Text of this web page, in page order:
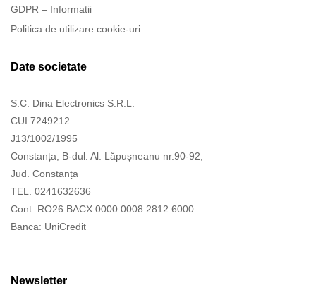
GDPR – Informatii
Politica de utilizare cookie-uri
Date societate
S.C. Dina Electronics S.R.L.
CUI 7249212
J13/1002/1995
Constanța, B-dul. Al. Lăpușneanu nr.90-92,
Jud. Constanța
TEL. 0241632636
Cont: RO26 BACX 0000 0008 2812 6000
Banca: UniCredit
Newsletter